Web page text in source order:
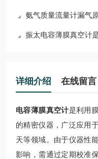
氨气质量流量计漏气
振太电容薄膜真空计
详细介绍 在线留言
电容薄膜真空计是利用
的精密仪器，广泛应用
天等领域。由于仪器性
影响，需通过定期校准